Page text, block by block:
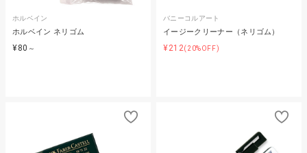
ホルベイン
ホルベイン ネリゴム
¥80 ～
バニーコルアート
イージークリーナー（ネリゴム）
¥212(20%OFF)